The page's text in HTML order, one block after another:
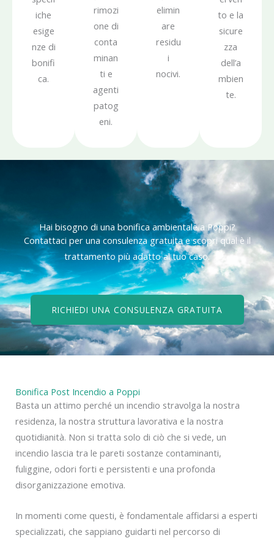
iche
esige
nze di
bonifi
ca.
rimozi
one di
conta
minan
ti e
agenti
patog
eni.
elimin
are
residu
i
nocivi.
to e la
sicure
zza
dell’a
mbien
te.
Hai bisogno di una bonifica ambientale a Poppi?
Contattaci per una consulenza gratuita e scopri qual è il
trattamento più adatto al tuo caso.
RICHIEDI UNA CONSULENZA GRATUITA
Bonifica Post Incendio a Poppi
Basta un attimo perché un incendio stravolga la nostra
residenza, la nostra struttura lavorativa e la nostra
quotidianità. Non si tratta solo di ciò che si vede, un
incendio lascia tra le pareti sostanze contaminanti,
fuliggine, odori forti e persistenti e una profonda
disorganizzazione emotiva.
In momenti come questi, è fondamentale affidarsi a esperti
specializzati, che sappiano guidarti nel percorso di